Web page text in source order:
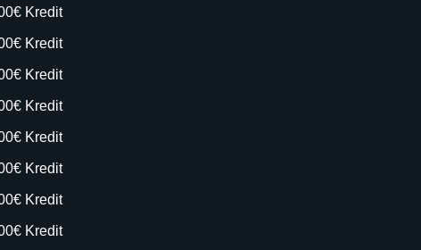
Kredit
Kredit
Kredit
Kredit
Kredit
Kredit
Kredit
Kredit